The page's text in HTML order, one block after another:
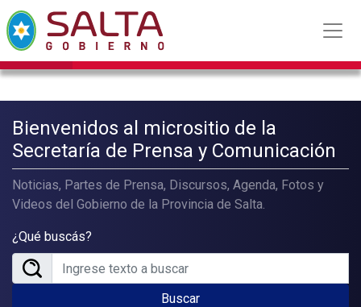
Bienvenidos al micrositio de la
Secretaría de Prensa y Comunicación
Noticias, Partes de Prensa, Discursos, Agenda, Fotos y
Videos del Gobierno de la Provincia de Salta.
¿Qué buscás?
Buscar